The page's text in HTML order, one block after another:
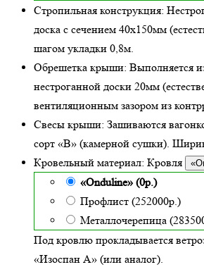
Стропильная конструкция:
доска с сечением 40х150мм
шагом укладки 0,8м.
Обрешетка крыши: Выполняется
нестроганной доски 20мм
вентиляционным зазором из
Свесы крыши: Зашиваются
сорт «В» (камерной сушки).
Кровельный материал: Кровля
«Onduline» (0р.)
Профлист (252000р.)
Металлочерепица
Под кровлю прокладывается
«Изоспан А» (или аналог).